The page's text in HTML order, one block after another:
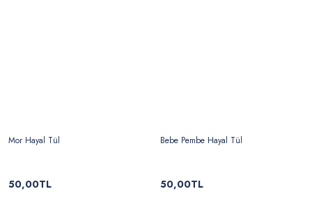
Mor Hayal Tül
50,00TL
Bebe Pembe Hayal Tül
50,00TL